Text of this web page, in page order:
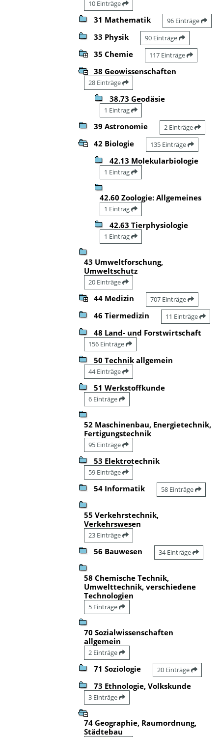
10 Einträge
31 Mathematik 96 Einträge
33 Physik 90 Einträge
35 Chemie 117 Einträge
38 Geowissenschaften
28 Einträge
38.73 Geodäsie
1 Eintrag
39 Astronomie 2 Einträge
42 Biologie 135 Einträge
42.13 Molekularbiologie
1 Eintrag
42.60 Zoologie: Allgemeines
1 Eintrag
42.63 Tierphysiologie
1 Eintrag
43 Umweltforschung,
Umweltschutz
20 Einträge
44 Medizin 707 Einträge
46 Tiermedizin 11 Einträge
48 Land- und Forstwirtschaft
156 Einträge
50 Technik allgemein
44 Einträge
51 Werkstoffkunde
6 Einträge
52 Maschinenbau, Energietechnik,
Fertigungstechnik
95 Einträge
53 Elektrotechnik
59 Einträge
54 Informatik 58 Einträge
55 Verkehrstechnik,
Verkehrswesen
23 Einträge
56 Bauwesen 34 Einträge
58 Chemische Technik,
Umwelttechnik, verschiedene
Technologien
5 Einträge
70 Sozialwissenschaften
allgemein
2 Einträge
71 Soziologie 20 Einträge
73 Ethnologie, Volkskunde
3 Einträge
74 Geographie, Raumordnung,
Städtebau